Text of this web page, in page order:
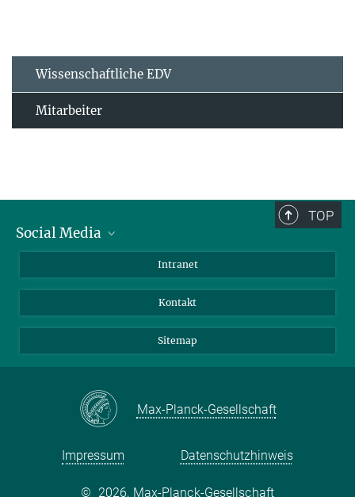
Wissenschaftliche EDV
Mitarbeiter
TOP
Social Media
Intranet
Kontakt
Sitemap
Max-Planck-Gesellschaft
Impressum Datenschutzhinweis
© 2026, Max-Planck-Gesellschaft